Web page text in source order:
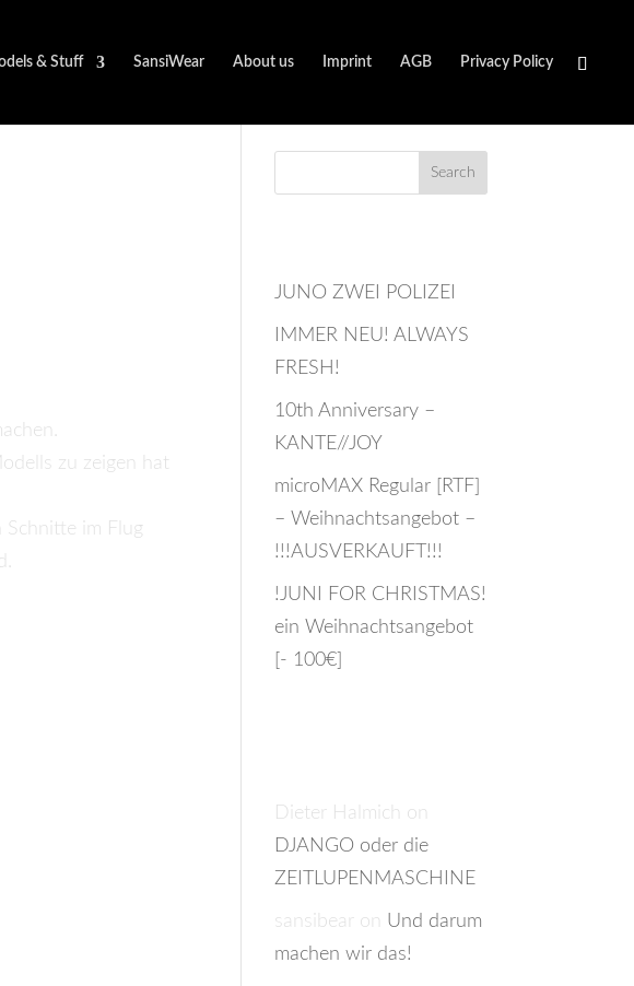
& Stuff SansiWear About us Imprint AGB Privacy Policy
zu zeigen hat
Schnitte im Flug
JUNO ZWEI POLIZEI
IMMER NEU! ALWAYS
FRESH!
10th Anniversary –
KANTE//JOY
microMAX Regular [RTF]
– Weihnachtsangebot –
!!!AUSVERKAUFT!!!
!JUNI FOR CHRISTMAS!
ein Weihnachtsangebot
[- 100€]
Dieter Halmich on
DJANGO oder die
ZEITLUPENMASCHINE
sansibear on Und darum
machen wir das!